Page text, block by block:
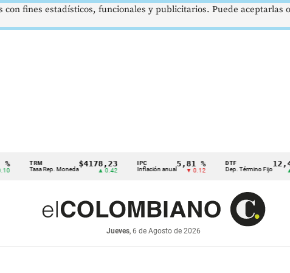
TRM
Tasa Rep. Moneda
$4178,23
▲ 0.42
IPC
Inflación anual
5,81 %
▼ 0.12
DTF
Dep. Término Fijo
12,48 %
▲ 0.05
Jueves, 6 de Agosto de 2026
fines estadísticos, funcionales y publicitarios. Puede aceptarlas